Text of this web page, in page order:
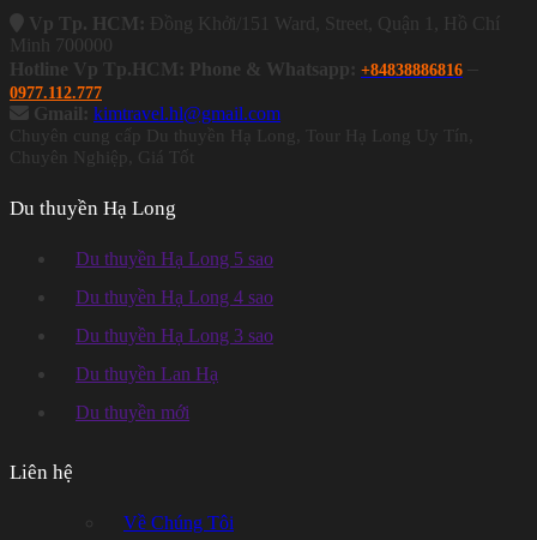
Vp Tp. HCM: Đồng Khởi/151 Ward, Street, Quận 1, Hồ Chí
Minh 700000
Hotline Vp Tp.HCM: Phone & Whatsapp: +84838886816
0977.112.777
Gmail: kimtravel.hl@gmail.com
Chuyên cung cấp Du thuyền Hạ Long, Tour Hạ Long Uy Tín,
Chuyên Nghiệp, Giá Tốt
Du thuyền Hạ Long
Du thuyền Hạ Long 5 sao
Du thuyền Hạ Long 4 sao
Du thuyền Hạ Long 3 sao
Du thuyền Lan Hạ
Du thuyền mới
Liên hệ
Về Chúng Tôi